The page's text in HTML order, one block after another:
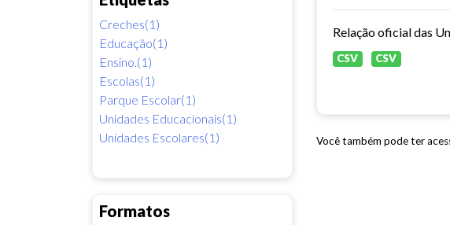
Creches(1)
Educação(1)
Ensino.(1)
Escolas(1)
Parque Escolar(1)
Unidades Educacionais(1)
Unidades Escolares(1)
Formatos
Relação oficial das
CSV CSV
Você também pode ter